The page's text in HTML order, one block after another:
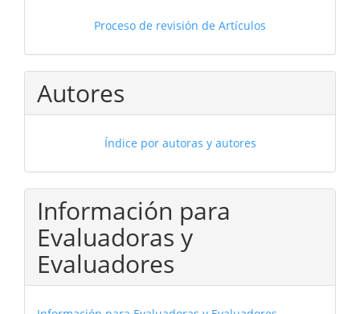
Proceso de revisión de Artículos
Autores
Índice por autoras y autores
Información para
Evaluadoras y
Evaluadores